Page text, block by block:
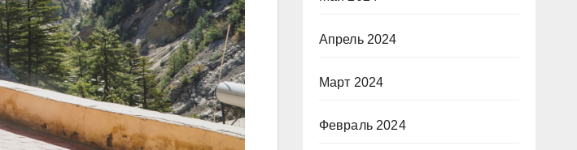
Апрель 2024
Март 2024
Февраль 2024